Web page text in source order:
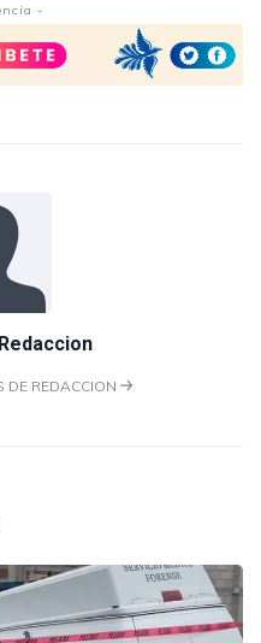
-
Redaccion
DE REDACCION